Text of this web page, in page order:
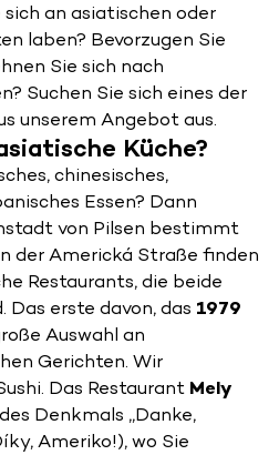
an asiatischen oder
laben? Bevorzugen Sie
Sie sich nach
Suchen Sie sich eines der
unserem Angebot aus.
Küche?
chinesisches,
Essen? Dann
von Pilsen bestimmt
der Americká Straße finden
Restaurants, die beide
Das erste davon, das 1979
Auswahl an
Gerichten. Wir
Das Restaurant Mely
Denkmals „Danke,
Ameriko!), wo Sie